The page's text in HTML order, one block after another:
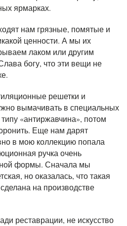
ярмарках.
нам грязные, помятые и
ценности. А мы их
лаком или другим
богу, что эти вещи не
решетки и
вымачивать в специальных
«антиржавчина», потом
Еще нам дарят
в мою коллекцию попала
ручка очень
формы. Сначала мы
но оказалась, что такая
на производстве
реставрации, не искусство